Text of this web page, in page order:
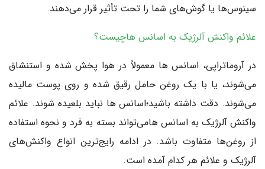
سینوس‌ها یا گوش‌های شما را تحت تأثیر قرار می‌دهند.
علائم واکنش آلرژیک به اسانس هاچیست؟
در آروماتراپی، اسانس ها معمولاً در هوا پخش شده و استنشاق
می‌شوند، یا با یک روغن حامل رقیق شده و روی پوست مالیده
می‌شوند. دقت داشته باشید؛اسانس ها نباید بلعیده شوند. علائم
واکنش آلرژیک به اسانس هامی‌تواند بسته به فرد و نحوه استفاده
از روغن‌ها متفاوت باشد. در ادامه رایج‌ترین انواع واکنش‌های
آلرژیک و علائم هر کدام آمده است.